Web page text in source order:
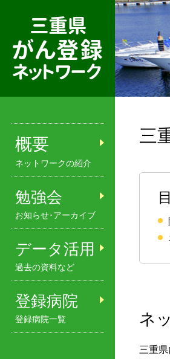
三重県がん
概要
ネットワークの紹介
勉強会
お知らせ･アーカイブ
データ活用
過去の資料など
登録病院
登録病院一覧
三
ネ
三重